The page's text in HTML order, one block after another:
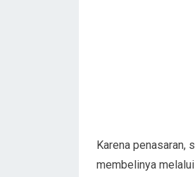
Karena penasaran,
membelinya